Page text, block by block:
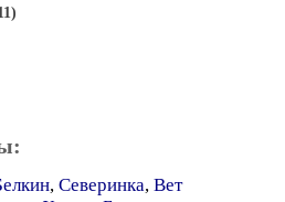
, Северинка, Вет